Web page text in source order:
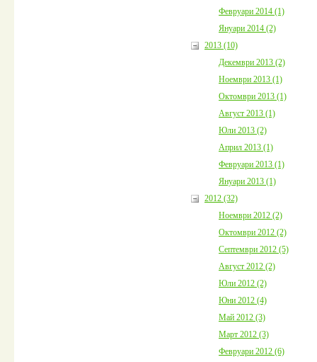
Февруари 2014 (1)
Януари 2014 (2)
2013 (10)
Декември 2013 (2)
Ноември 2013 (1)
Октомври 2013 (1)
Август 2013 (1)
Юли 2013 (2)
Април 2013 (1)
Февруари 2013 (1)
Януари 2013 (1)
2012 (32)
Ноември 2012 (2)
Октомври 2012 (2)
Септември 2012 (5)
Август 2012 (2)
Юли 2012 (2)
Юни 2012 (4)
Май 2012 (3)
Март 2012 (3)
Февруари 2012 (6)